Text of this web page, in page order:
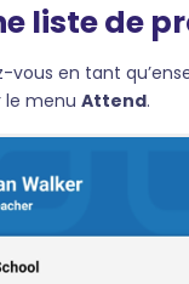
liste de
vous en tant
le menu Attend.